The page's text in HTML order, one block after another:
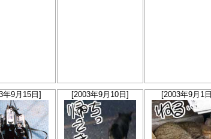
年9月15日] [2003年9月10日] [2003年9月1日]